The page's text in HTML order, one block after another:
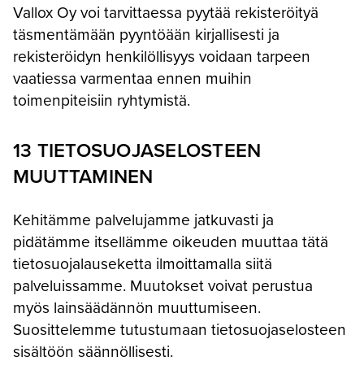
Vallox Oy voi tarvittaessa pyytää rekisteröityä
täsmentämään pyyntöään kirjallisesti ja
rekisteröidyn henkilöllisyys voidaan tarpeen
vaatiessa varmentaa ennen muihin
toimenpiteisiin ryhtymistä.
13 TIETOSUOJASELOSTEEN
MUUTTAMINEN
Kehitämme palvelujamme jatkuvasti ja
pidätämme itsellämme oikeuden muuttaa tätä
tietosuojalauseketta ilmoittamalla siitä
palveluissamme. Muutokset voivat perustua
myös lainsäädännön muuttumiseen.
Suosittelemme tutustumaan tietosuojaselosteen
sisältöön säännöllisesti.